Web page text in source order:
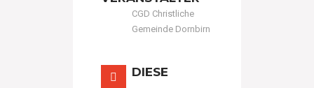
CGD Christliche
Gemeinde Dornbirn
DIESE